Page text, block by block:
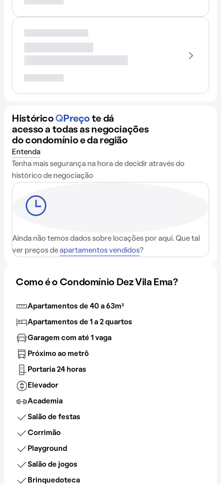
Histórico QPreço te dá
acesso a todas as negociações
do condomínio e da região
Entenda
Tenha mais segurança na hora de decidir através do
histórico de negociação
Ainda não temos dados sobre locações por aqui. Que tal
ver preços de apartamentos vendidos?
Como é o Condomínio Dez Vila Ema?
Apartamentos de 40 a 63m²
Apartamentos de 1 a 2 quartos
Garagem com até 1 vaga
Próximo ao metrô
Portaria 24 horas
Elevador
Academia
Salão de festas
Corrimão
Playground
Salão de jogos
Brinquedoteca